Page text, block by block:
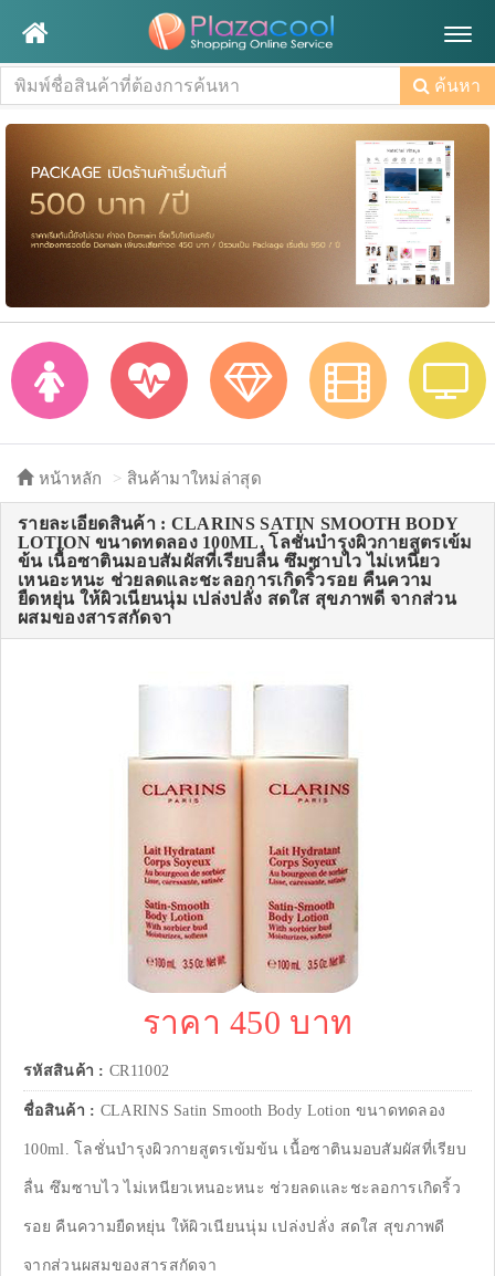
ค้นหา
หน้าหลัก สินค้ามาใหม่ล่าสุด
รายละเอียดสินค้า : CLARINS SATIN SMOOTH BODY
LOTION ขนาดทดลอง 100ML. โลชั่นบำรุงผิวกายสูตรเข้ม
ข้น เนื้อซาตินมอบสัมผัสที่เรียบลื่น ซึมซาบไว ไม่เหนียว
เหนอะหนะ ช่วยลดและชะลอการเกิดริ้วรอย คืนความ
ยืดหยุ่น ให้ผิวเนียนนุ่ม เปล่งปลั่ง สดใส สุขภาพดี จากส่วน
ผสมของสารสกัดจา
ราคา 450 บาท
รหัสสินค้า : CR11002
ชื่อสินค้า : CLARINS Satin Smooth Body Lotion ขนาดทดลอง
100ml. โลชั่นบำรุงผิวกายสูตรเข้มข้น เนื้อซาตินมอบสัมผัสที่เรียบ
ลื่น ซึมซาบไว ไม่เหนียวเหนอะหนะ ช่วยลดและชะลอการเกิดริ้ว
รอย คืนความยืดหยุ่น ให้ผิวเนียนนุ่ม เปล่งปลั่ง สดใส สุขภาพดี
จากส่วนผสมของสารสกัดจา